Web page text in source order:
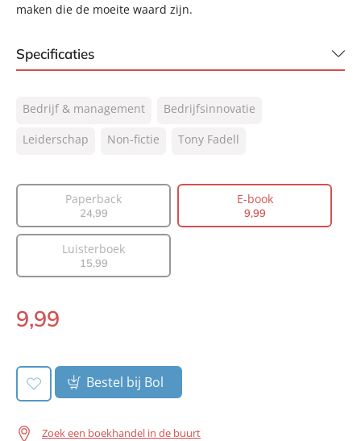
maken die de moeite waard zijn.
Specificaties
NUR:
801
Type:
E-book
Vertaler:
Theo van der Ster
Aantal pagina's:
464
Uitgever:
Verschijningsdatum:
26-10-2022
Bedrijf & management
Bedrijfsinnovatie
Leiderschap
Non-fictie Tony Fadell
Paperback
24,99
E-book
9,99
Luisterboek
15,99
E-
9,99
Bestel bij Bol
Zoek een boekhandel in de buurt